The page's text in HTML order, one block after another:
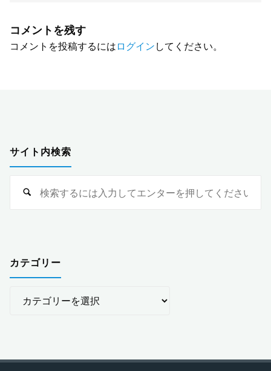
コメントを残す
コメントを投稿するには ログイン してください。
サイト内検索
カテゴリー
ー